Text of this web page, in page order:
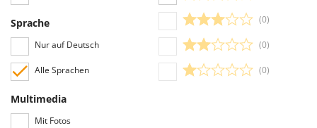
MAMMAMIA
Marcato
Marina Systems
Master
Mastercook
Benutzer leicht eingesehen werden, auch dank der Filter, die eine
vereinfachte Auswahl ermöglichen, einschließlich der Auswahl von
positiven oder negativen Bewertungen.
Sprache
Nur auf Deutsch
Alle Sprachen
Multimedia
Mit Fotos
(0)
(0)
(0)